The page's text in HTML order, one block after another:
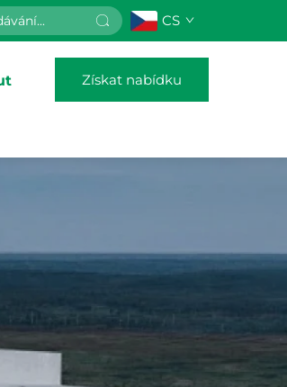
CS
Získat nabídku